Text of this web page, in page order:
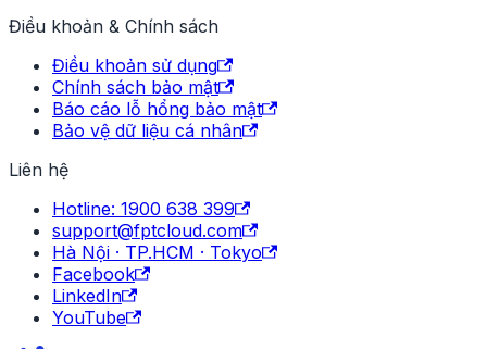
Điều khoản & Chính sách
Điều khoản sử dụng
Chính sách bảo mật
Báo cáo lỗ hổng bảo mật
Bảo vệ dữ liệu cá nhân
Liên hệ
Hotline: 1900 638 399
support@fptcloud.com
Hà Nội · TP.HCM · Tokyo
Facebook
LinkedIn
YouTube